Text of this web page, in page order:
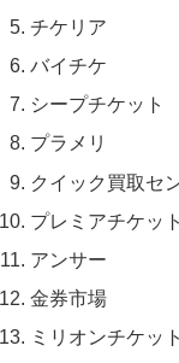
チケリア
バイチケ
シープチケット
プラメリ
クイック買取セ
プレミアチケッ
アンサー
金券市場
ミリオンチケット